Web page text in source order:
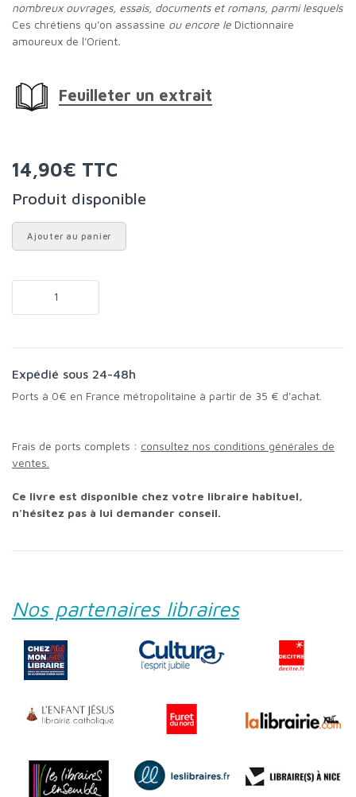
nombreux ouvrages, essais, documents et romans, parmi lesquels
Ces chrétiens qu'on assassine ou encore le Dictionnaire
amoureux de l'Orient.
Feuilleter un extrait
14,90€ TTC
Produit disponible
Ajouter au panier
Expédié sous 24-48h
Ports à 0€ en France métropolitaine à partir de 35 € d'achat.
Frais de ports complets : consultez nos conditions générales de
ventes.
Ce livre est disponible chez votre libraire habituel,
n'hésitez pas à lui demander conseil.
Nos partenaires libraires